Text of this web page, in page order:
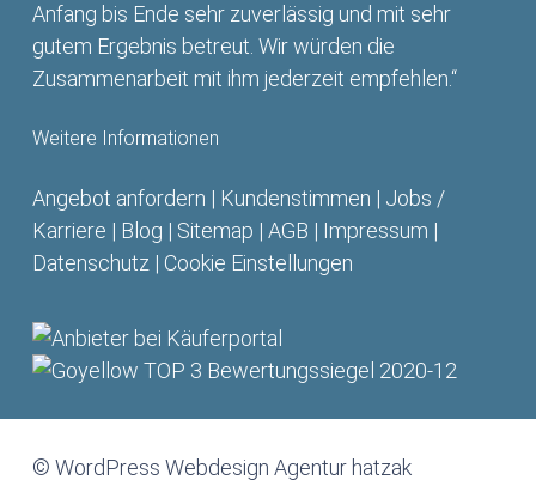
Anfang bis Ende sehr zuverlässig und mit sehr
gutem Ergebnis betreut. Wir würden die
Zusammenarbeit mit ihm jederzeit empfehlen.“
Weitere Informationen
Angebot anfordern | Kundenstimmen | Jobs /
Karriere | Blog | Sitemap | AGB | Impressum |
Datenschutz | Cookie Einstellungen
© WordPress Webdesign Agentur hatzak